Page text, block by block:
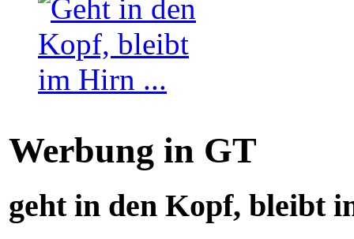
Werbung in GT
geht in den Kopf, bleibt